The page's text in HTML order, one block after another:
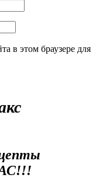
в этом браузере для